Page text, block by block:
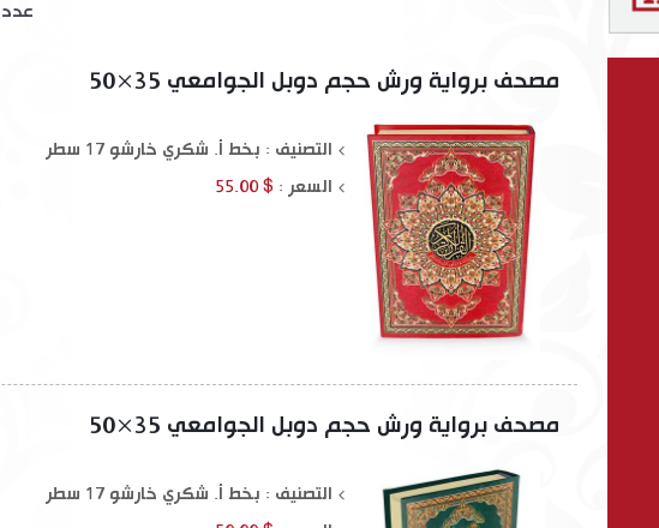
مصحف برواية ورش حجم دوبل الجوامعي 35×50
التصنيف : بخط أ. شكري خارشو 17 سطر
السعر : $ 55.00
مصحف برواية ورش حجم دوبل الجوامعي 35×50
التصنيف : بخط أ. شكري خارشو 17 سطر
إعراب القرآن البداية والنهاية 1-21
$ 300.00
المفهم لما أشكل من تلخيص كتاب